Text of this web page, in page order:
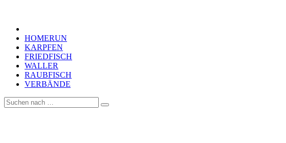
HOMERUN
KARPFEN
FRIEDFISCH
WALLER
RAUBFISCH
VERBÄNDE